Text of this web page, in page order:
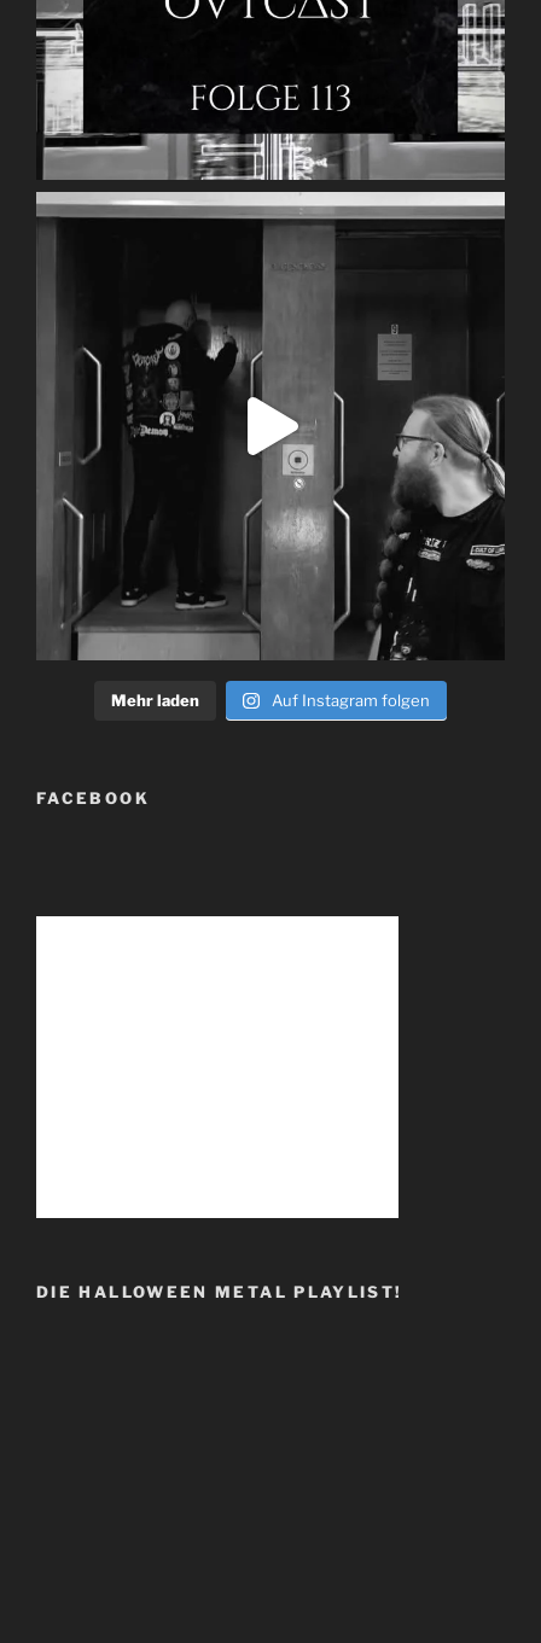
Mehr laden Auf Instagram folgen
FACEBOOK
DIE HALLOWEEN METAL PLAYLIST!